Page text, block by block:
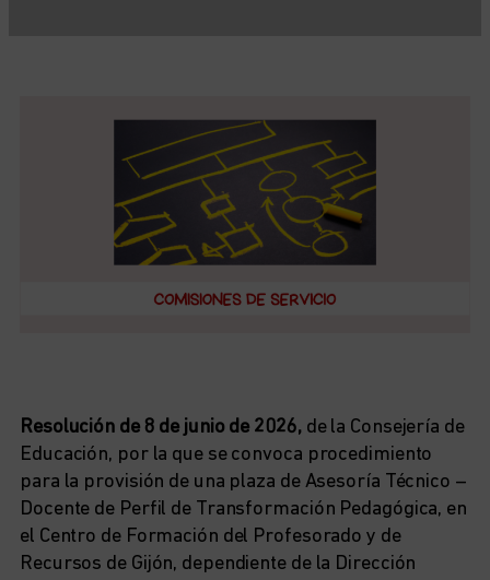
Resolución de 8 de junio de 2026, de la Consejería de
Educación, por la que se convoca procedimiento
para la provisión de una plaza de Asesoría Técnico –
Docente de Perfil de Transformación Pedagógica, en
el Centro de Formación del Profesorado y de
Recursos de Gijón, dependiente de la Dirección